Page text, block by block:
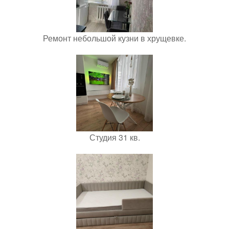
Ремонт небольшой кузни в хрущевке.
Студия 31 кв.